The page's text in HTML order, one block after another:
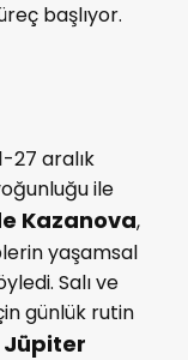
başlıyor.
27 aralık
ile
Kazanova,
yaşamsal
Salı ve
günlük rutin
Jüpiter